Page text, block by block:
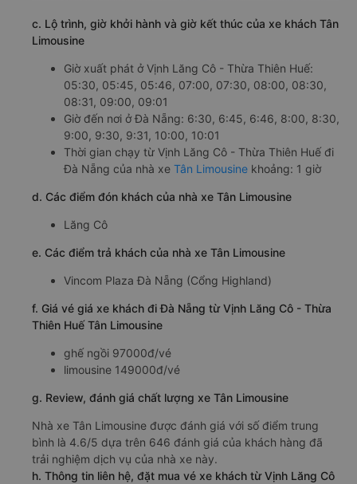
c. Lộ trình, giờ khởi hành và giờ kết thúc của xe khách Tân
Limousine
Giờ xuất phát ở Vịnh Lăng Cô - Thừa Thiên Huế:
05:30, 05:45, 05:46, 07:00, 07:30, 08:00, 08:30,
08:31, 09:00, 09:01
Giờ đến nơi ở Đà Nẵng: 6:30, 6:45, 6:46, 8:00, 8:30,
9:00, 9:30, 9:31, 10:00, 10:01
Thời gian chạy từ Vịnh Lăng Cô - Thừa Thiên Huế đi
Đà Nẵng của nhà xe Tân Limousine khoảng: 1 giờ
d. Các điểm đón khách của nhà xe Tân Limousine
Lăng Cô
e. Các điểm trả khách của nhà xe Tân Limousine
Vincom Plaza Đà Nẵng (Cổng Highland)
f. Giá vé giá xe khách đi Đà Nẵng từ Vịnh Lăng Cô - Thừa
Thiên Huế Tân Limousine
ghế ngồi 97000đ/vé
limousine 149000đ/vé
g. Review, đánh giá chất lượng xe Tân Limousine
Nhà xe Tân Limousine được đánh giá với số điểm trung
bình là 4.6/5 dựa trên 646 đánh giá của khách hàng đã
trải nghiệm dịch vụ của nhà xe này.
h. Thông tin liên hệ, đặt mua vé xe khách từ Vịnh Lăng Cô